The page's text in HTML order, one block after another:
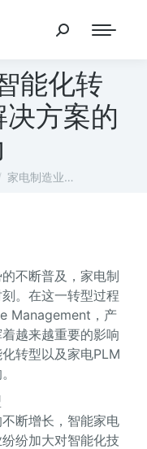
能化转
方案的
家电制造业…
不断普及，家电制
。在这一转型过程
Management，产
越来越重要的影响
转型以及家电PLM
断增长，智能家电
纷加大对智能化技